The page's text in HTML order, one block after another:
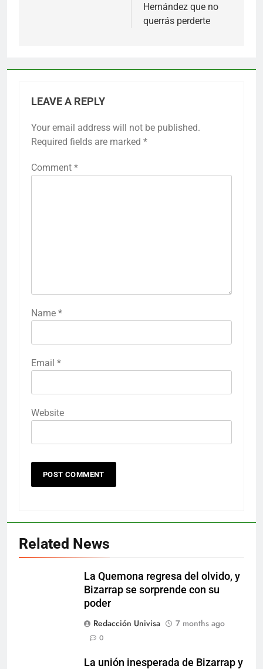
Hernández que no
querrás perderte
LEAVE A REPLY
Your email address will not be published.
Required fields are marked *
Comment *
Name *
Email *
Website
Related News
La Quemona regresa del olvido, y
Bizarrap se sorprende con su
poder
Redacción Univisa
7 months ago
0
La unión inesperada de Bizarrap y